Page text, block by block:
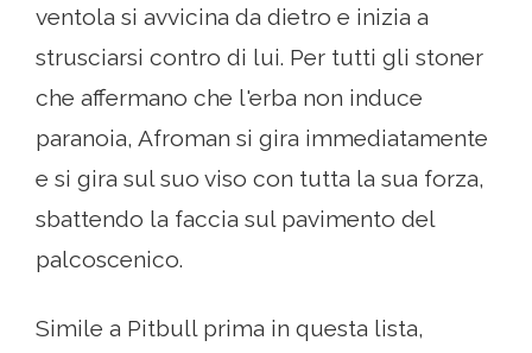
ventola si avvicina da dietro e inizia a
strusciarsi contro di lui. Per tutti gli stoner
che affermano che l'erba non induce
paranoia, Afroman si gira immediatamente
e si gira sul suo viso con tutta la sua forza,
sbattendo la faccia sul pavimento del
palcoscenico.
Simile a Pitbull prima in questa lista,